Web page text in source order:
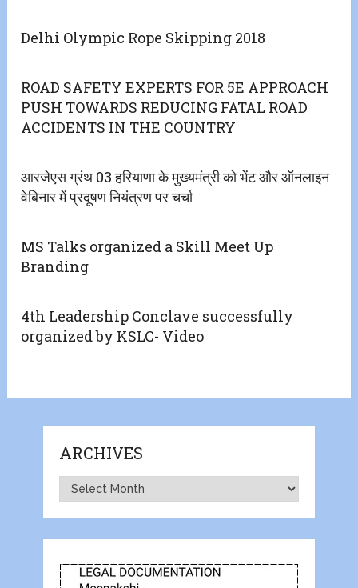
Delhi Olympic Rope Skipping 2018
ROAD SAFETY EXPERTS FOR 5E APPROACH
PUSH TOWARDS REDUCING FATAL ROAD
ACCIDENTS IN THE COUNTRY
आरजेएस ग्रंथ 03 हरियाणा के मुख्यमंत्री को भेंट और ऑनलाइन
वेबिनार में प्रदूषण नियंत्रण पर चर्चा
MS Talks organized a Skill Meet Up
Branding
4th Leadership Conclave successfully
organized by KSLC- Video
ARCHIVES
Archives